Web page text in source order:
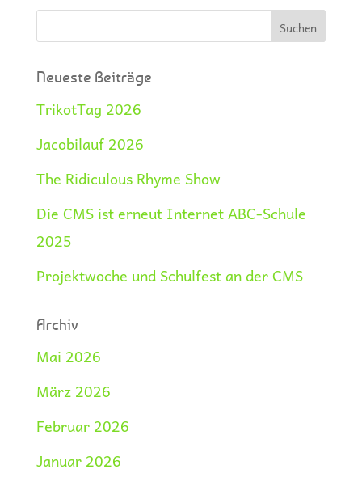
Neueste Beiträge
TrikotTag 2026
Jacobilauf 2026
The Ridiculous Rhyme Show
Die CMS ist erneut Internet ABC-Schule
2025
Projektwoche und Schulfest an der CMS
Archiv
Mai 2026
März 2026
Februar 2026
Januar 2026